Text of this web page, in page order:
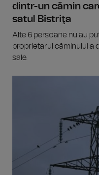
dintr-un cămin
satul Bistriţa
Alte 6 persoane nu au
proprietarul căminului a
sale.